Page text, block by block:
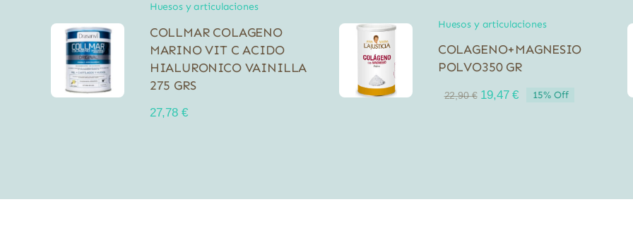
Huesos y articulaciones
COLLMAR COLAGENO
MARINO VIT C ACIDO
HIALURONICO VAINILLA
275 GRS
27,78 €
Huesos y articulaciones
COLAGENO+MAGNESIO
POLVO350 GR
22,90€ El
19,47€El
15% Off